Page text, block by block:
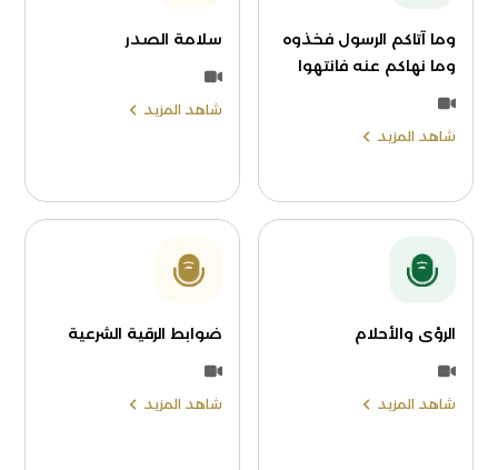
وما آتاكم الرسول فخذوه
وما نهاكم عنه فانتهوا
شاهد المزيد
سلامة الصدر
شاهد المزيد
الرؤى والأحلام
شاهد المزيد
ضوابط الرقية الشرعية
شاهد المزيد